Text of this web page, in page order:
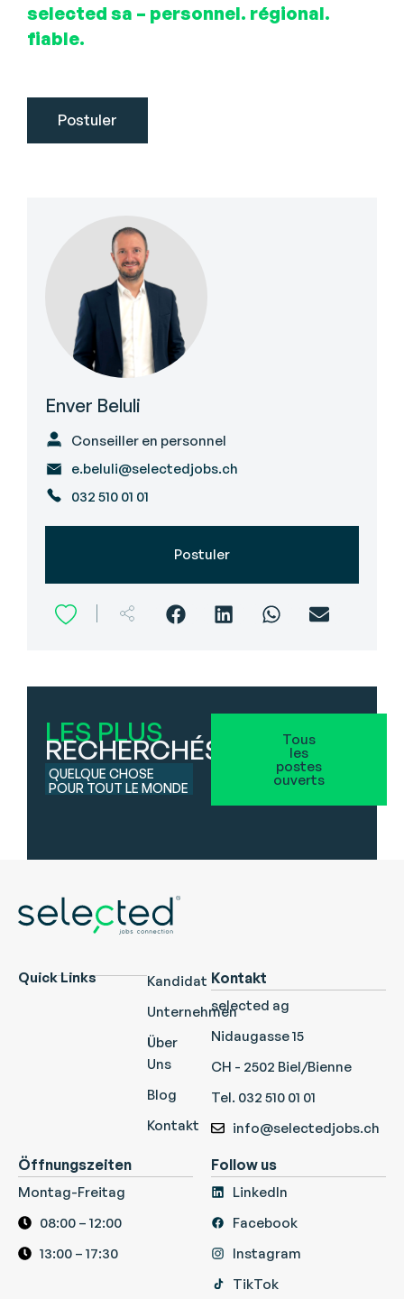
selected sa – personnel. régional.
fiable.
Enver Beluli
Conseiller en personnel
e.beluli@selectedjobs.ch
032 510 01 01
Postuler
LES PLUS
RECHERCHÉS
QUELQUE CHOSE
POUR TOUT LE MONDE
Tous
les
postes
ouverts
Quick Links
Kandidat
Unternehmen
Über
Uns
Blog
Kontakt
Kontakt
selected ag
Nidaugasse 15
CH - 2502 Biel/Bienne
Tel. 032 510 01 01
info@selectedjobs.ch
Öffnungszeiten
Montag-Freitag
08:00 – 12:00
13:00 – 17:30
Follow us
LinkedIn
Facebook
Instagram
TikTok